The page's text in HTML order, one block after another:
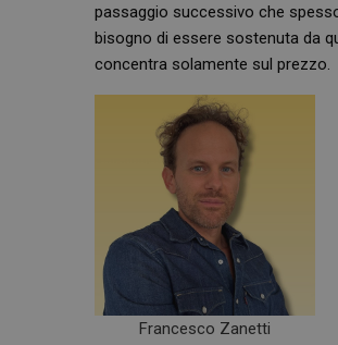
passaggio successivo che
bisogno di essere sostenuta da
concentra solamente sul prezzo.
Francesco Zanetti